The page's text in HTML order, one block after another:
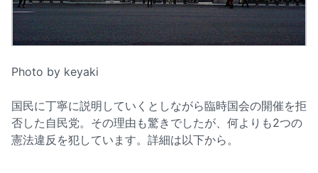
Photo by keyaki
国民に丁寧に説明していくとしながら臨時国会の開催を拒
否した自民党。その理由も驚きでしたが、何よりも2つの
憲法違反を犯しています。詳細は以下から。